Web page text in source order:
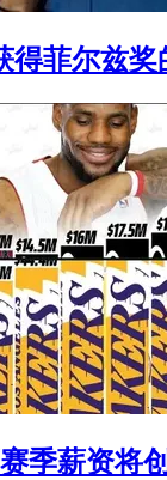
得菲尔兹
季薪资将